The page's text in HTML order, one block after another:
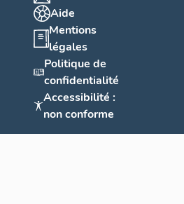
Aide
Mentions
légales
Politique de
confidentialité
Accessibilité :
non conforme